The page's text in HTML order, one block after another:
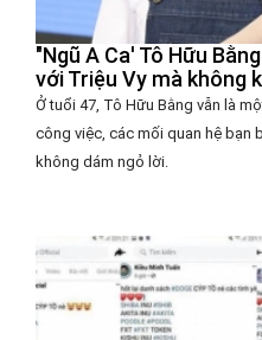
"Ngũ A Ca' Tô Hữu
với Triệu Vy mà không
Ở tuổi 47, Tô Hữu Bằng vẫn là
công việc, các mối quan hệ bạn
không dám ngỏ lời.